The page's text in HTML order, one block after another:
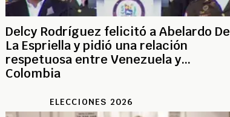
Delcy Rodríguez felicitó a Abelardo De
La Espriella y pidió una relación
respetuosa entre Venezuela y
Colombia
ELECCIONES 2026